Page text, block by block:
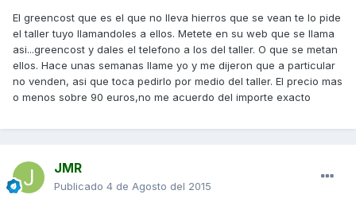
El greencost que es el que no lleva hierros que se vean te lo pide
el taller tuyo llamandoles a ellos. Metete en su web que se llama
asi...greencost y dales el telefono a los del taller. O que se metan
ellos. Hace unas semanas llame yo y me dijeron que a particular
no venden, asi que toca pedirlo por medio del taller. El precio mas
o menos sobre 90 euros,no me acuerdo del importe exacto
JMR
Publicado 4 de Agosto del 2015